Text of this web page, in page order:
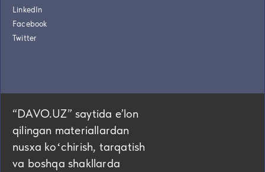
LinkedIn
Facebook
Twitter
“DAVO.UZ” saytida eʼlon
qilingan materiallardan
nusxa koʻchirish, tarqatish
va boshqa shakllarda